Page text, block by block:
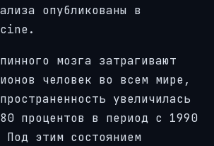
опубликованы в
мозга затрагивают
человек во всем мире,
увеличилась
процентов в период с 1990
этим состоянием